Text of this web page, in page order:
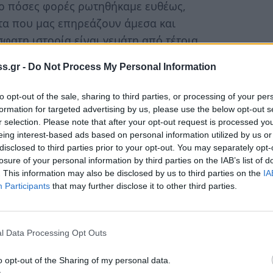
- Do Not Process My Personal Information
opt-out of the sale, sharing to third parties, or processing of your
for targeted advertising by us, please use the below opt-out
selection. Please note that after your opt-out request is processed
interest-based ads based on personal information utilized by us
to third parties prior to your opt-out. You may separately
of your personal information by third parties on the IAB’s list of
This information may also be disclosed by us to third parties on the
Participants that may further disclose it to other third parties.
Data Processing Opt Outs
opt-out of the Sharing of my personal data.
πόσες φορές ρωτηθήκαμε ευθέως,
που μας επηρεάζουν άμεσα και
ιστορία είναι γεμάτη από τέτοια
μνημόνια, εξαντλητική φορολογία,
περιπτώσεις που ο λαός δεσμεύτηκε
της ουσίας. Αυτό είναι μεν δυσάρεστο,
που η χώρα μας τελεί σε σχέση ένταξης
ισχύος συμμαχίες (Ε.Ε., ΝΑΤΟ κλπ.) και
επί τη βάσει ευρύτερων
των εννοιών της ανεξαρτησίας και της
αυτές είναι αδύνατον οι εκπρόσωποι ενός
εκλέγει παραβλέποντας, ακόμη και αν
στα οποία το κράτος τους
διαφορά των εθνικών από τις
των δεσμεύσεων και των εξαρτήσεων
τους εκπροσώπους του. Με λίγα λόγια, η